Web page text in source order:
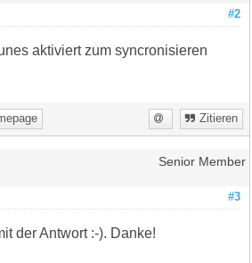
#2
aktiviert zum syncronisieren
Zitieren
Senior Member
#3
der Antwort :-). Danke!